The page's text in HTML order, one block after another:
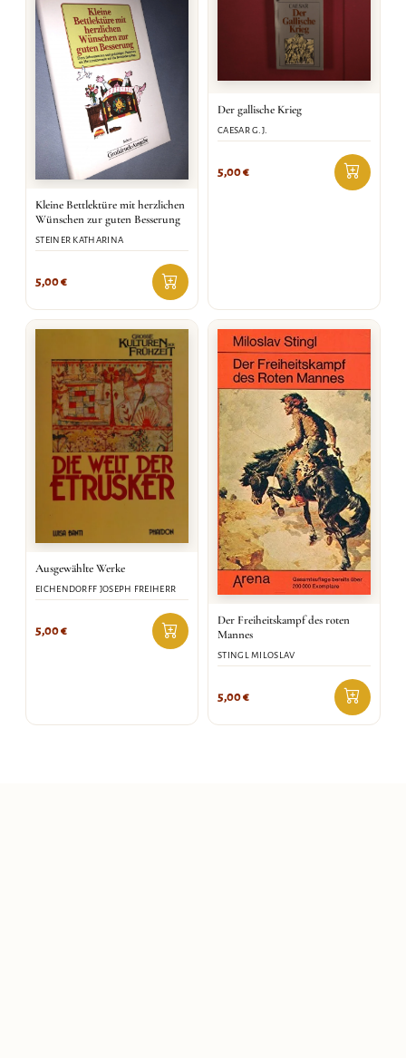
Kleine Bettlektüre mit herzlichen
Wünschen zur guten Besserung
STEINER KATHARINA
5,00€
Der gallische Krieg
CAESAR G.J.
5,00€
Ausgewählte Werke
EICHENDORFF JOSEPH FREIHERR
5,00€
Der Freiheitskampf des roten
Mannes
STINGL MILOSLAV
5,00€